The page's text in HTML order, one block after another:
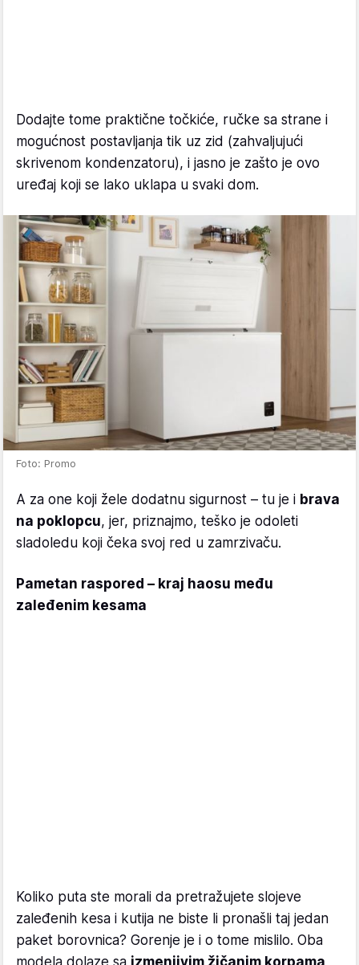
Dodajte tome praktične točkiće, ručke sa strane i
mogućnost postavljanja tik uz zid (zahvaljujući
skrivenom kondenzatoru), i jasno je zašto je ovo
uređaj koji se lako uklapa u svaki dom.
Foto: Promo
A za one koji žele dodatnu sigurnost – tu je i brava
na poklopcu, jer, priznajmo, teško je odoleti
sladoledu koji čeka svoj red u zamrzivaču.
Pametan raspored – kraj haosu među
zaleđenim kesama
Koliko puta ste morali da pretražujete slojeve
zaleđenih kesa i kutija ne biste li pronašli taj jedan
paket borovnica? Gorenje je i o tome mislilo. Oba
modela dolaze sa izmenjivim žičanim korpama